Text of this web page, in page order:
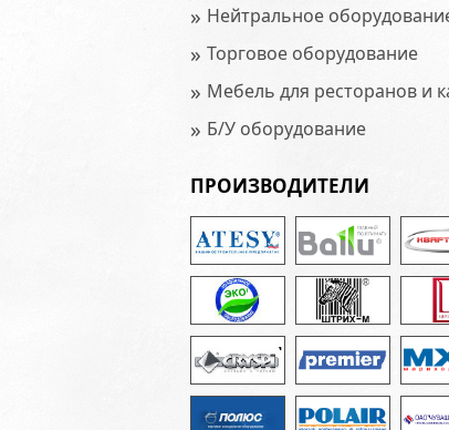
» Нейтральное
» Торговое оборудование
» Мебель для ресторанов и
» Б/У оборудование
ПРОИЗВОДИТЕЛИ